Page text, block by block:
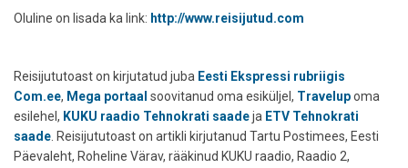
Oluline on lisada ka link: http://www.reisijutud.com
Reisijututoast on kirjutatud juba Eesti Ekspressi rubriigis
Com.ee, Mega portaal soovitanud oma esiküljel, Travelupoma
esilehel, KUKU raadio Tehnokrati saadeja ETV Tehnokrati
saade . Reisijututoast on artikli kirjutanud Tartu Postimees, Eesti
Päevaleht, Roheline Värav, rääkinud KUKU raadio, Raadio 2,